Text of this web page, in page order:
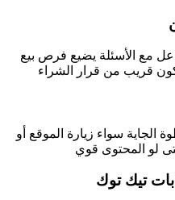
مع الأسئلة يضيع فرص بيع
قريب من قرار الشراء
الجاية سواء زيارة الموقع أو
لو المحتوى قوي
تيك توك